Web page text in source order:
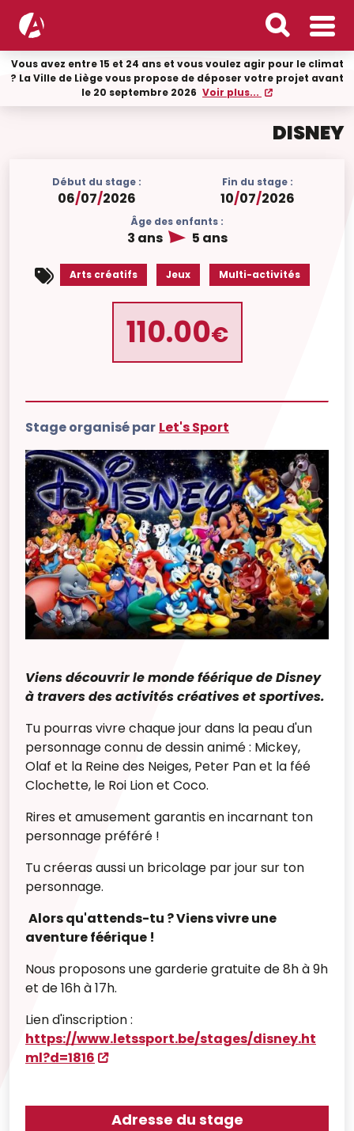
Vous avez entre 15 et 24 ans et vous voulez agir pour le climat
? La Ville de Liège vous propose de déposer votre projet avant
le 20 septembre 2026 Voir plus...
DISNEY
Début du stage :
06/07/2026
Fin du stage :
10/07/2026
Âge des enfants :
3 ans 5 ans
Arts créatifs Jeux Multi-activités
110.00€
Stage organisé par Let's Sport
Viens découvrir le monde féérique de Disney
à travers des activités créatives et sportives.
Tu pourras vivre chaque jour dans la peau d'un
personnage connu de dessin animé : Mickey,
Olaf et la Reine des Neiges, Peter Pan et la féé
Clochette, le Roi Lion et Coco.
Rires et amusement garantis en incarnant ton
personnage préféré !
Tu créeras aussi un bricolage par jour sur ton
personnage.
Alors qu'attends-tu ? Viens vivre une
aventure féérique !
Nous proposons une garderie gratuite de 8h à 9h
et de 16h à 17h.
Lien d'inscription :
https://www.letssport.be/stages/disney.ht
ml?d=1816
Adresse du stage